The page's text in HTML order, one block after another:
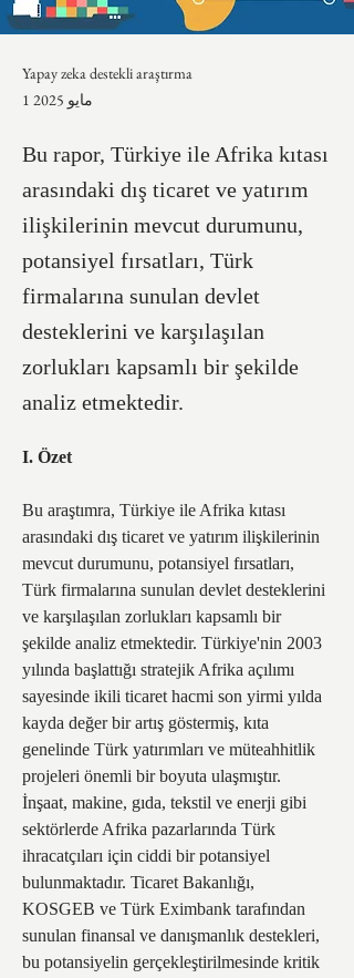
Yapay zeka destekli araştırma
1 مايو 2025
Bu rapor, Türkiye ile Afrika kıtası
arasındaki dış ticaret ve yatırım
ilişkilerinin mevcut durumunu,
potansiyel fırsatları, Türk
firmalarına sunulan devlet
desteklerini ve karşılaşılan
zorlukları kapsamlı bir şekilde
analiz etmektedir.
I. Özet
Bu araştımra, Türkiye ile Afrika kıtası
arasındaki dış ticaret ve yatırım ilişkilerinin
mevcut durumunu, potansiyel fırsatları,
Türk firmalarına sunulan devlet desteklerini
ve karşılaşılan zorlukları kapsamlı bir
şekilde analiz etmektedir. Türkiye'nin 2003
yılında başlattığı stratejik Afrika açılımı
sayesinde ikili ticaret hacmi son yirmi yılda
kayda değer bir artış göstermiş, kıta
genelinde Türk yatırımları ve müteahhitlik
projeleri önemli bir boyuta ulaşmıştır.
İnşaat, makine, gıda, tekstil ve enerji gibi
sektörlerde Afrika pazarlarında Türk
ihracatçıları için ciddi bir potansiyel
bulunmaktadır. Ticaret Bakanlığı,
KOSGEB ve Türk Eximbank tarafından
sunulan finansal ve danışmanlık destekleri,
bu potansiyelin gerçekleştirilmesinde kritik